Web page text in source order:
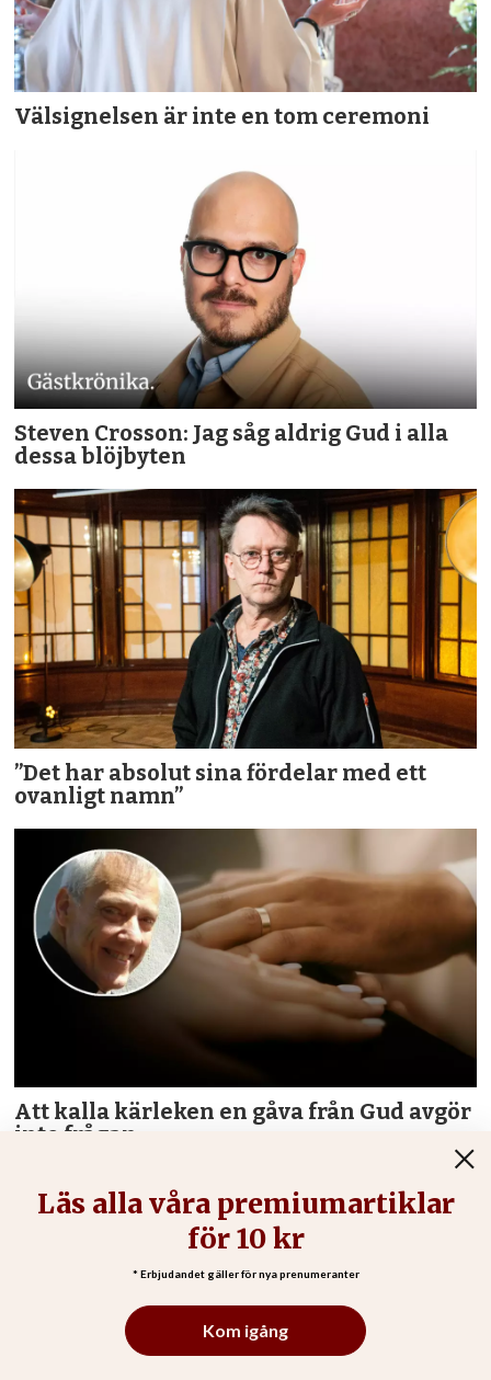
Välsignelsen är inte en tom ceremoni
Steven Crosson: Jag såg aldrig Gud i alla
dessa blöjbyten
”Det har absolut sina fördelar med ett
ovanligt namn”
Att kalla kärleken en gåva från Gud avgör
inte frågan